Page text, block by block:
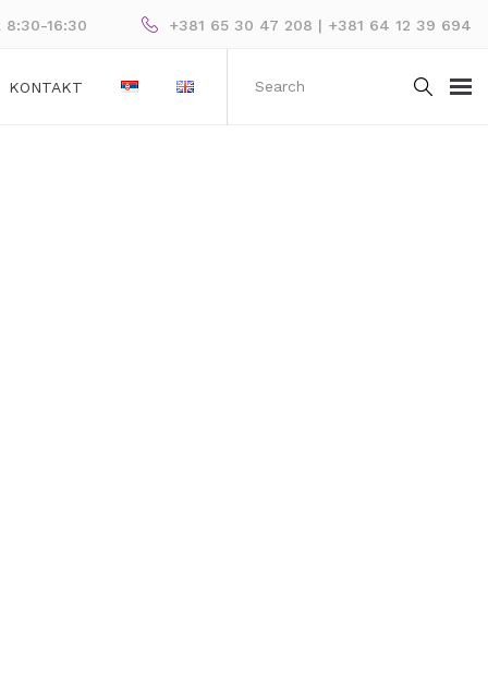
16:30 +381 65 30 47 208 | +381 64 12 39 694
KONTAKT